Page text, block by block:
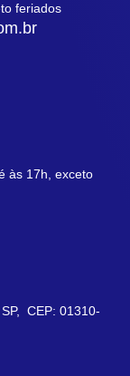
feriados
às 17h, exceto
CEP: 01310-